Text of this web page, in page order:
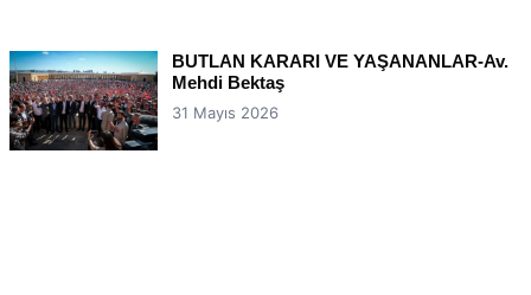
BUTLAN KARARI VE YAŞANANLAR-Av.
Mehdi Bektaş
31 Mayıs 2026